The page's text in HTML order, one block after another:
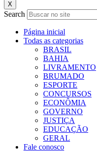
X
Search
Página inicial
Todas as categorias
BRASIL
BAHIA
LIVRAMENTO
BRUMADO
ESPORTE
CONCURSOS
ECONÔMIA
GOVERNO
JUSTIÇA
EDUCAÇÃO
GERAL
Fale conosco